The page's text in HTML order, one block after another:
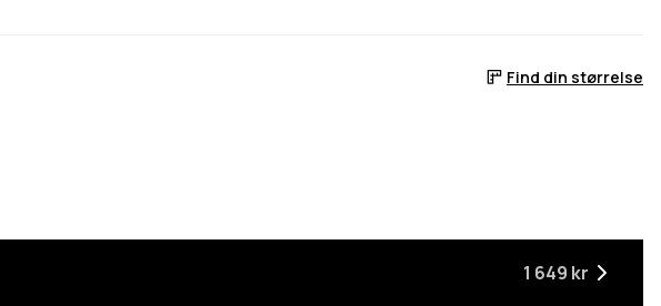
Find din størrelse
blive underrettet, når den er tilbage på lager
1 649 kr